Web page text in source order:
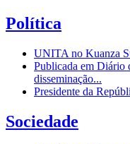
Política
UNITA no Kuanza
Publicada em Diário
disseminação...
Presidente da
Sociedade